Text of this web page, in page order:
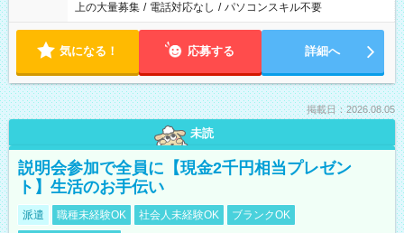
上の大量募集 / 電話対応なし / パソコンスキル不要
気になる！ 応募する 詳細へ
掲載日：2026.08.05
未読
説明会参加で全員に【現金2千円相当プレゼン
ト】生活のお手伝い
派遣 職種未経験OK 社会人未経験OK
ブランクOK